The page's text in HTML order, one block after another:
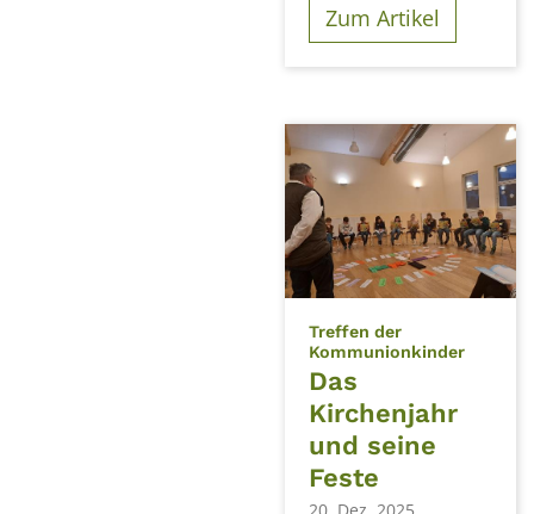
Zum Artikel
Treffen der
Kommunionkinder:
Das
Kirchenjahr
und seine
Feste